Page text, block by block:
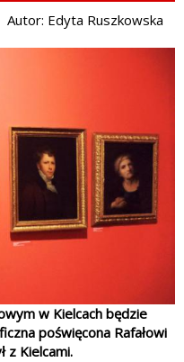
Autor: Edyta Ruszkowska
w Kielcach będzie
poświęcona Rafałowi
z Kielcami.